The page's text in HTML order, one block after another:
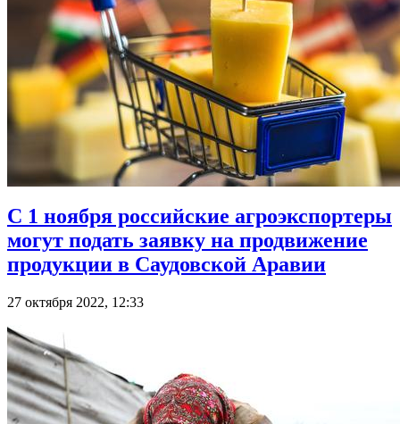
С 1 ноября российские агроэкспортеры
могут подать заявку на продвижение
продукции в Саудовской Аравии
27 октября 2022, 12:33